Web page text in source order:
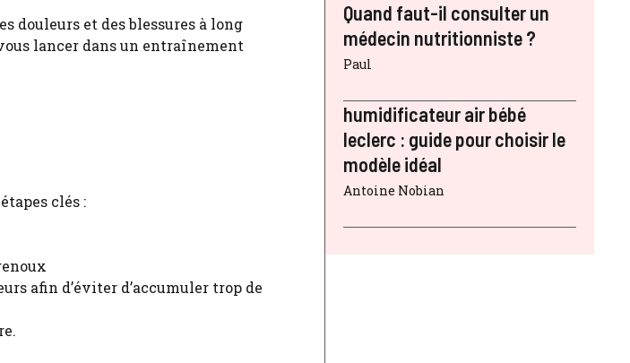
douleurs et des blessures à long
lancer dans un entraînement
clés :
afin d’éviter d’accumuler trop de
Quand faut-il consulter un
médecin nutritionniste ?
Paul
humidificateur air bébé
leclerc : guide pour choisir le
modèle idéal
Antoine Nobian